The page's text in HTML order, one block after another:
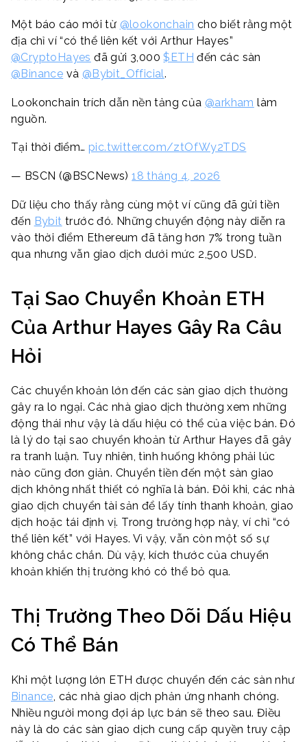
Một báo cáo mới từ @lookonchain cho biết rằng một
địa chỉ ví “có thể liên kết với Arthur Hayes”
@CryptoHayes đã gửi 3,000$ETH đến các sàn
@Binance và @Bybit_Official.
Lookonchain trích dẫn nền tảng của @arkham làm
nguồn.
Tại thời điểm… pic.twitter.com/ztOfWy2TDS
— BSCN (@BSCNews)18 tháng 4, 2026
Dữ liệu cho thấy rằng cùng một ví cũng đã gửi tiền
đến Bybit trước đó. Những chuyển động này diễn ra
vào thời điểm Ethereum đã tăng hơn 7% trong tuần
qua nhưng vẫn giao dịch dưới mức 2,500 USD.
Tại Sao Chuyển Khoản ETH
Của Arthur Hayes Gây Ra Câu
Hỏi
Các chuyển khoản lớn đến các sàn giao dịch thường
gây ra lo ngại. Các nhà giao dịch thường xem những
động thái như vậy là dấu hiệu có thể của việc bán. Đó
là lý do tại sao chuyển khoản từ Arthur Hayes đã gây
ra tranh luận. Tuy nhiên, tình huống không phải lúc
nào cũng đơn giản. Chuyển tiền đến một sàn giao
dịch không nhất thiết có nghĩa là bán. Đôi khi, các nhà
giao dịch chuyển tài sản để lấy tính thanh khoản, giao
dịch hoặc tái định vị. Trong trường hợp này, ví chỉ “có
thể liên kết” với Hayes. Vì vậy, vẫn còn một số sự
không chắc chắn. Dù vậy, kích thước của chuyển
khoản khiến thị trường khó có thể bỏ qua.
Thị Trường Theo Dõi Dấu Hiệu
Có Thể Bán
Khi một lượng lớn ETH được chuyển đến các sàn như
Binance , các nhà giao dịch phản ứng nhanh chóng.
Nhiều người mong đợi áp lực bán sẽ theo sau. Điều
này là do các sàn giao dịch cung cấp quyền truy cập